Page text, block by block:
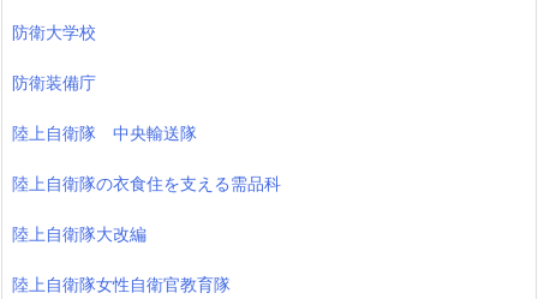
防衛大学校
防衛装備庁
陸上自衛隊 中央輸送隊
陸上自衛隊の衣食住を支える需品科
陸上自衛隊大改編
陸上自衛隊女性自衛官教育隊